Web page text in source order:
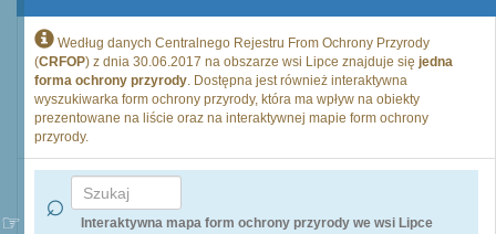
Według danych Centralnego Rejestru From Ochrony Przyrody
(CRFOP) z dnia 30.06.2017 na obszarze wsi Lipce znajduje się jedna
forma ochrony przyrody. Dostępna jest również interaktywna
wyszukiwarka form ochrony przyrody, która ma wpływ na obiekty
prezentowane na liście oraz na interaktywnej mapie form ochrony
przyrody.
Interaktywna mapa form ochrony przyrody we wsi Lipce